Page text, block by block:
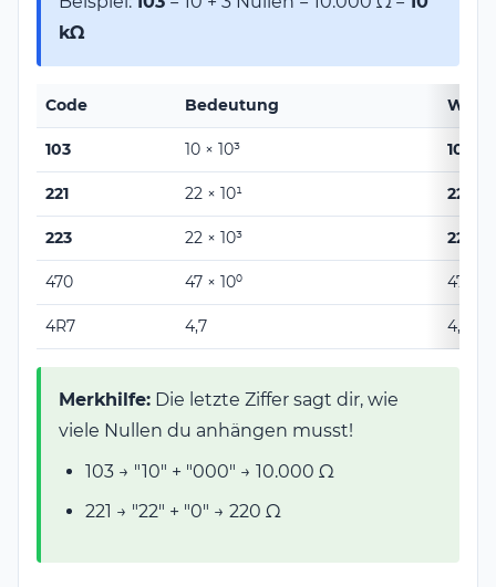
kΩ
Code Bedeutung Wert
103 10 × 10³ 10 kΩ
221 22 × 10¹ 220 Ω
223 22 × 10³ 22 kΩ
470 47 × 10⁰ 47 Ω
4R7 4,7 4,7 Ω
Merkhilfe: Die letzte Ziffer sagt dir, wie
viele Nullen du anhängen musst!
103 → "10" + "000" → 10.000 Ω
221 → "22" + "0" → 220 Ω